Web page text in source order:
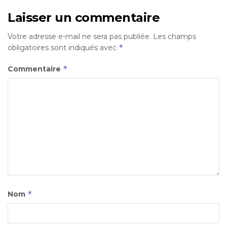
Laisser un commentaire
Votre adresse e-mail ne sera pas publiée. Les champs
obligatoires sont indiqués avec *
Commentaire *
Nom *